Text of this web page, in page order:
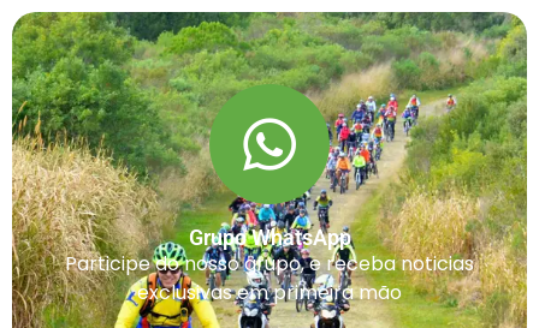
Grupo WhatsApp
Participe do nosso grupo, e receba noticias
exclusivas em primeira mão